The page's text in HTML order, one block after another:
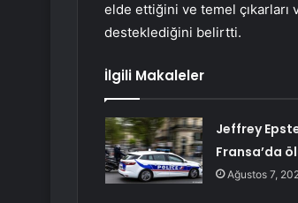
elde ettiğini ve temel
desteklediğini belirtti.
İlgili Makaleler
Jeffrey
Fransa’da
Ağustos 7,